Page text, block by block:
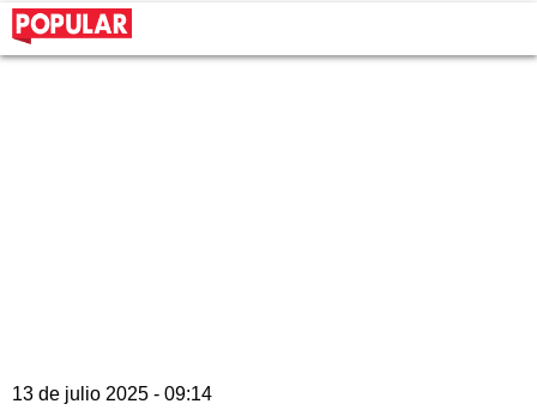
13 de julio 2025 - 09:14